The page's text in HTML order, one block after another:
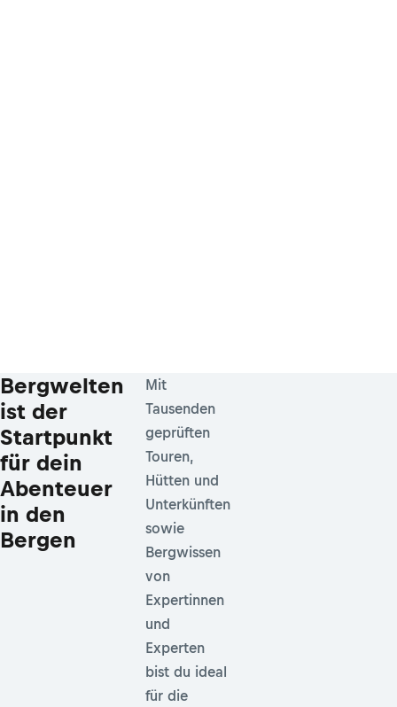
Bergwelten
ist der
Startpunkt
für dein
Abenteuer
in den
Bergen
Mit
Tausenden
geprüften
Touren,
Hütten und
Unterkünften
sowie
Bergwissen
von
Expertinnen
und
Experten
bist du ideal
für die